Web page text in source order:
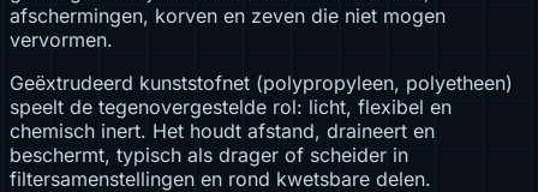
afschermingen, korven en zeven die niet mogen
vervormen.
Geëxtrudeerd kunststofnet (polypropyleen, polyetheen)
speelt de tegenovergestelde rol: licht, flexibel en
chemisch inert. Het houdt afstand, draineert en
beschermt, typisch als drager of scheider in
filtersamenstellingen en rond kwetsbare delen.